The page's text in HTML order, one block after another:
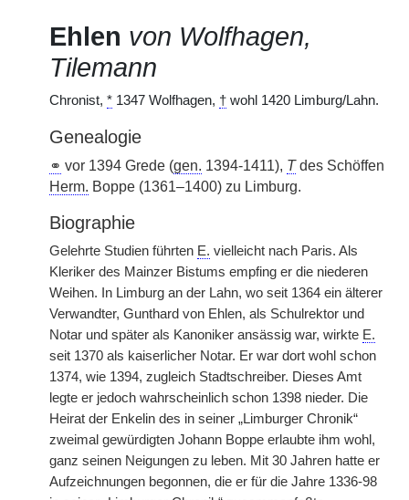
Ehlen von Wolfhagen,
Tilemann
Chronist, * 1347 Wolfhagen, † wohl 1420 Limburg/Lahn.
Genealogie
⚭ vor 1394 Grede (gen. 1394-1411), Tdes Schöffen
Herm. Boppe (1361–1400) zu Limburg.
Biographie
Gelehrte Studien führten E. vielleicht nach Paris. Als
Kleriker des Mainzer Bistums empfing er die niederen
Weihen. In Limburg an der Lahn, wo seit 1364 ein älterer
Verwandter, Gunthard von Ehlen, als Schulrektor und
Notar und später als Kanoniker ansässig war, wirkte E.
seit 1370 als kaiserlicher Notar. Er war dort wohl schon
1374, wie 1394, zugleich Stadtschreiber. Dieses Amt
legte er jedoch wahrscheinlich schon 1398 nieder. Die
Heirat der Enkelin des in seiner „Limburger Chronik“
zweimal gewürdigten Johann Boppe erlaubte ihm wohl,
ganz seinen Neigungen zu leben. Mit 30 Jahren hatte er
Aufzeichnungen begonnen, die er für die Jahre 1336-98